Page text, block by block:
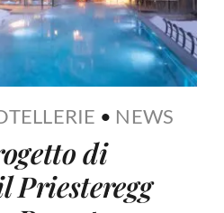
• NEWS
di
Priesteregg